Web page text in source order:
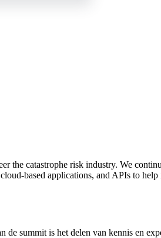
the catastrophe risk industry. We
based applications, and APIs to
de summit is het delen van kennis en